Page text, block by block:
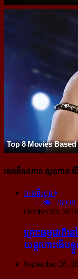
សោភ័ណភាព សុខភាព ជី
អានពិស្ដារ
26008
October 03, 2018
គ្រោះធម្មជាតិន
យន្ដហោះ​ងើប​ខ្
September 28,